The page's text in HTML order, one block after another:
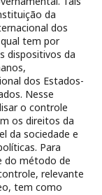
da
dos
tem por
dispositivos da
dos Estados-
Nesse
o controle
os direitos da
da sociedade e
Para
do método de
relevante
tem como